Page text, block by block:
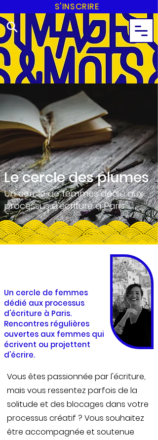
S'INSCRIRE
Le cercle des plumes
Un cercle de femmes dédié aux
processus d'écriture à Paris
Un cercle de femmes
dédié aux processus
d'écriture à Paris.
Rencontres régulières
ouvertes aux femmes qui
écrivent ou projettent
d'écrire.
Vous êtes passionnée par l'écriture,
mais vous ressentez parfois de la
solitude et des blocages dans votre
processus créatif ? Vous souhaitez
être accompagnée et soutenue